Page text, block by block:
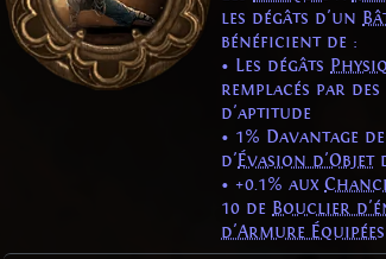
les dégâts d'un
bénéficient de :
• Les dégâts
remplacés par
d'aptitude
• 1% Davantage
d'Évasion d'Objet
• +0.1% aux
10 de Bouclier
d'Armure Équipées